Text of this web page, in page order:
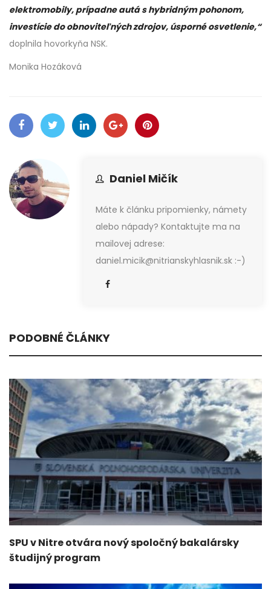
elektromobily, prípadne autá s hybridným pohonom,
investície do obnoviteľných zdrojov, úsporné osvetlenie,“
doplnila hovorkyňa NSK.
Monika Hozáková
Daniel Mičík
Máte k článku pripomienky, námety
alebo nápady? Kontaktujte ma na
mailovej adrese:
daniel.micik@nitrianskyhlasnik.sk :-)
PODOBNÉ ČLÁNKY
SPU v Nitre otvára nový spoločný bakalársky
študijný program